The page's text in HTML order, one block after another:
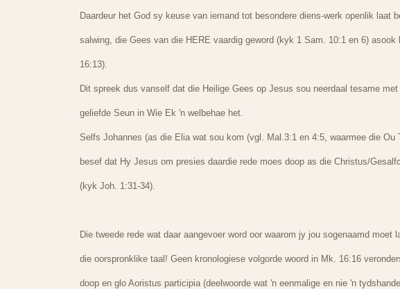
Daardeur het God sy keuse van iemand tot besondere diens-werk openlik laat
salwing, die Gees van die HERE vaardig geword (kyk 1 Sam. 10:1 en 6) asook
16:13).
Dit spreek dus vanself dat die Heilige Gees op Jesus sou neerdaal tesame
geliefde Seun in Wie Ek 'n welbehae het.
Selfs Johannes (as die Elia wat sou kom (vgl. Mal.3:1 en 4:5, waarmee die
besef dat Hy Jesus om presies daardie rede moes doop as die Christus/
(kyk Joh. 1:31-34).
Die tweede rede wat daar aangevoer word oor waarom jy jou sogenaamd moet
die oorspronklike taal! Geen kronologiese volgorde woord in Mk. 16:16
doop en glo Aoristus participia (deelwoorde wat 'n eenmalige en nie 'n